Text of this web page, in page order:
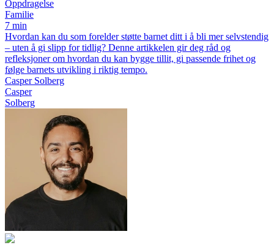
Oppdragelse
Familie
7 min
Hvordan kan du som forelder støtte barnet ditt i å bli mer selvstendig
– uten å gi slipp for tidlig? Denne artikkelen gir deg råd og
refleksjoner om hvordan du kan bygge tillit, gi passende frihet og
følge barnets utvikling i riktig tempo.
Casper Solberg
Casper
Solberg